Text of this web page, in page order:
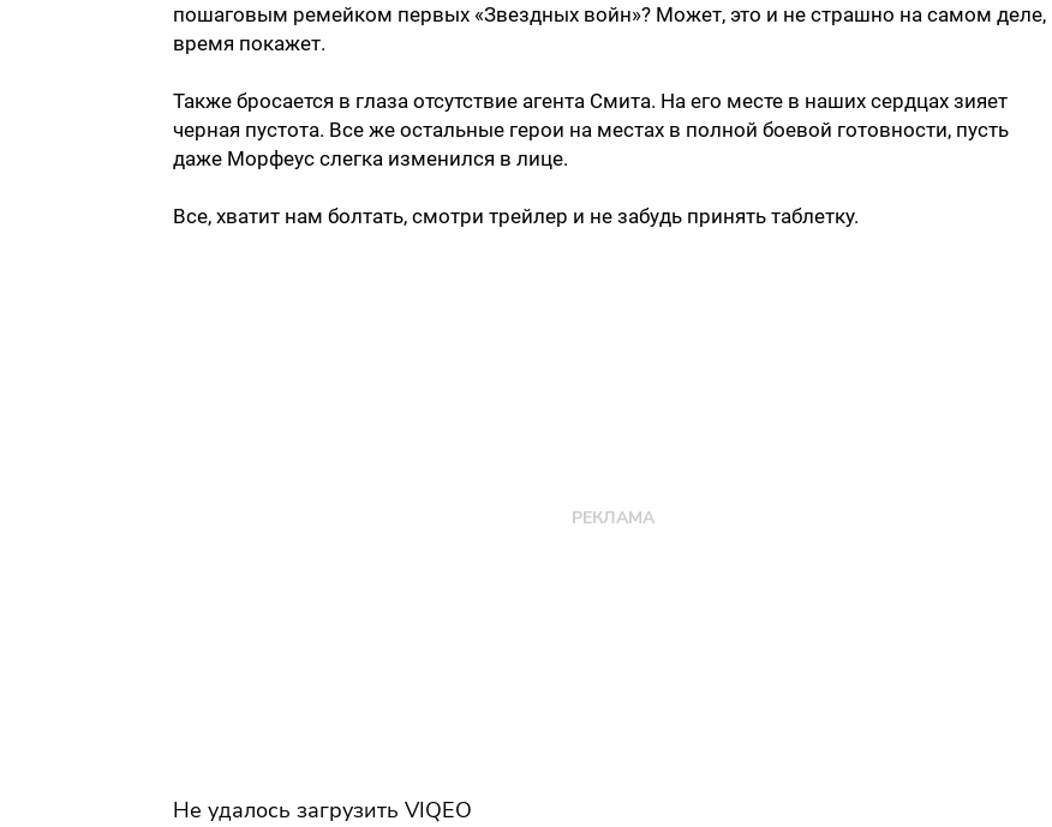
пошаговым ремейком первых «Звездных войн»? Может, это и не страшно на самом деле,
время покажет.
Также бросается в глаза отсутствие агента Смита. На его месте в наших сердцах зияет
черная пустота. Все же остальные герои на местах в полной боевой готовности, пусть
даже Морфеус слегка изменился в лице.
Все, хватит нам болтать, смотри трейлер и не забудь принять таблетку.
Не удалось загрузить VIQEO